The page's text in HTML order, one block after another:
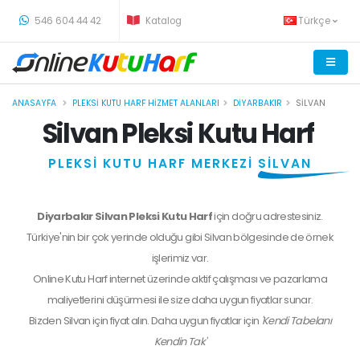
546 604 44 42 Katalog Türkçe
ANASAYFA PLEKSI KUTU HARF HIZMET ALANLARI DIYARBAKIR SILVAN
Silvan Pleksi Kutu Harf
PLEKSİ KUTU HARF MERKEZİ SİLVAN
Diyarbakır Silvan Pleksi Kutu Harfiçin doğru adrestesiniz.
Türkiye'nin bir çok yerinde olduğu gibi Silvan bölgesinde de örnek
işlerimiz var.
Online Kutu Harf internet üzerinde aktif çalışması ve pazarlama
maliyetlerini düşürmesi ile size daha uygun fiyatlar sunar.
Bizden Silvaniçin fiyat alın. Daha uygun fiyatlar için 'Kendi Tabelanı
Kendin Tak'